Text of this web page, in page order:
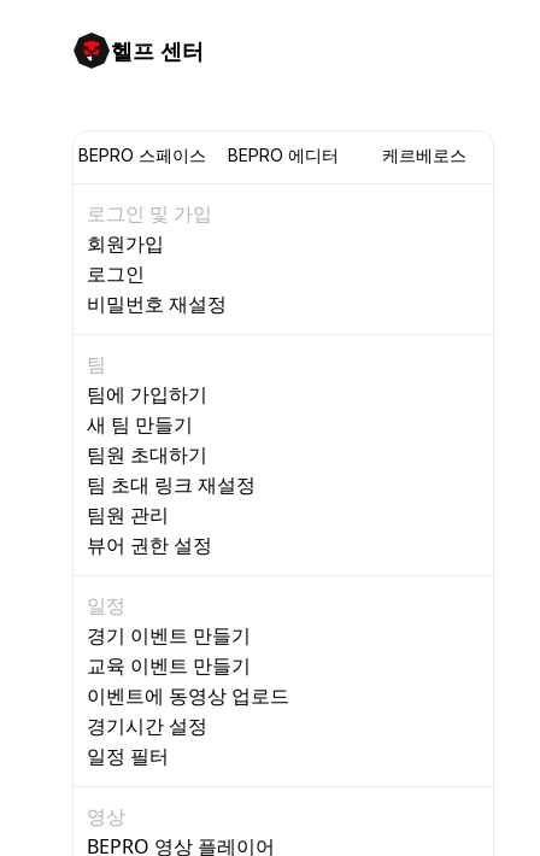
헬프 센터
BEPRO 스페이스 BEPRO 에디터 케르베로스
로그인 및 가입
회원가입
로그인
비밀번호 재설정
팀
팀에 가입하기
새 팀 만들기
팀원 초대하기
팀 초대 링크 재설정
팀원 관리
뷰어 권한 설정
일정
경기 이벤트 만들기
교육 이벤트 만들기
이벤트에 동영상 업로드
경기시간 설정
일정 필터
영상
BEPRO 영상 플레이어